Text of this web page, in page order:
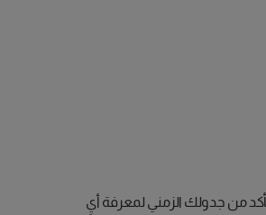
من جدولك الزمني لمعرفة أيٍ